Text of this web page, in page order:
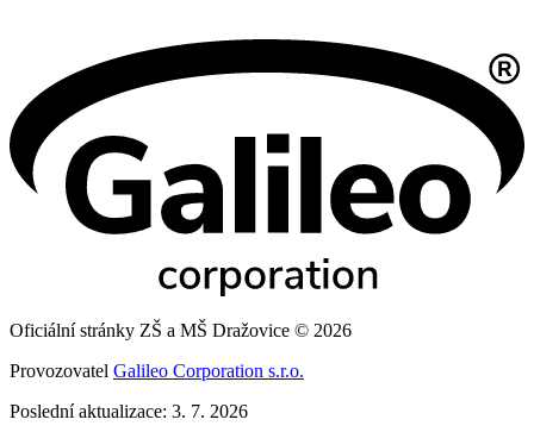
Oficiální stránky ZŠ a MŠ Dražovice © 2026
Provozovatel Galileo Corporation s.r.o.
Poslední aktualizace: 3. 7. 2026